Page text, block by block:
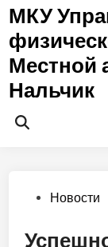
Перейти
содержимому
МКУ
Местной
Нальчик
Открыть
Опубликовано
Новости